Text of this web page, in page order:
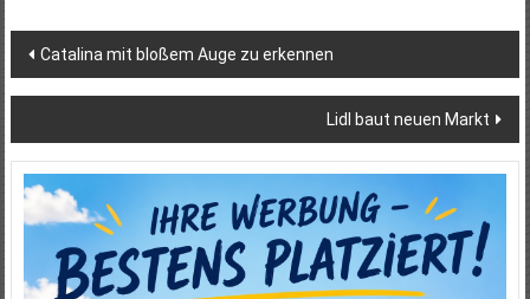
Beitragsnavigation
Catalina mit bloßem Auge zu erkennen
Lidl baut neuen Markt